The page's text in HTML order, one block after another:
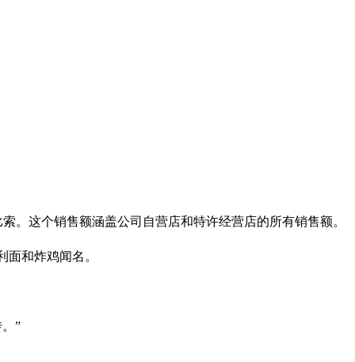
。这个销售额涵盖公司自营店和特许经营店的所有销售额。
和炸鸡闻名。
”